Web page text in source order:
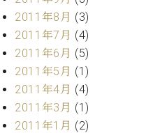
2011年8月 (3)
2011年7月 (4)
2011年6月 (5)
2011年5月 (1)
2011年4月 (4)
2011年3月 (1)
2011年1月 (2)